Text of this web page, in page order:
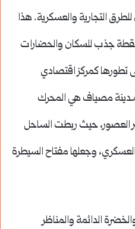
التجارية والعسكرية. هذا
جذب للسكان والحضارات
تطورها كمركز اقتصادي
مصياف هي المحرك
العصور، حيث ربطت الساحل
وجعلها مفتاح السيطرة
الدائمة والمناظر